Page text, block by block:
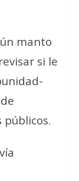
manto
si le
públicos.